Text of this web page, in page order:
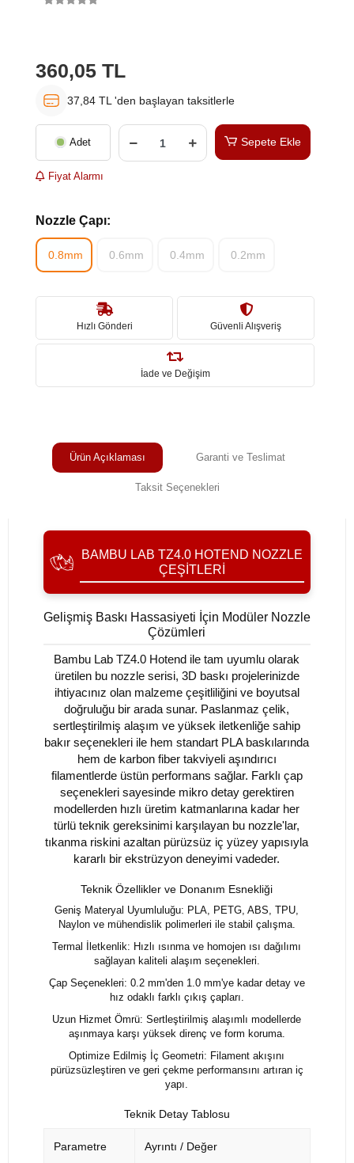
360,05 TL
37,84 TL 'den başlayan taksitlerle
Adet Sepete Ekle
Fiyat Alarmı
Nozzle Çapı:
0.8mm 0.6mm 0.4mm 0.2mm
Hızlı Gönderi Güvenli Alışveriş
İade ve Değişim
Ürün Açıklaması Garanti ve Teslimat
Taksit Seçenekleri
BAMBU LAB TZ4.0 HOTEND NOZZLE
ÇEŞITLERI
Gelişmiş Baskı Hassasiyeti İçin Modüler Nozzle
Çözümleri
Bambu Lab TZ4.0 Hotend ile tam uyumlu olarak
üretilen bu nozzle serisi, 3D baskı projelerinizde
ihtiyacınız olan malzeme çeşitliliğini ve boyutsal
doğruluğu bir arada sunar. Paslanmaz çelik,
sertleştirilmiş alaşım ve yüksek iletkenliğe sahip
bakır seçenekleri ile hem standart PLA baskılarında
hem de karbon fiber takviyeli aşındırıcı
filamentlerde üstün performans sağlar. Farklı çap
seçenekleri sayesinde mikro detay gerektiren
modellerden hızlı üretim katmanlarına kadar her
türlü teknik gereksinimi karşılayan bu nozzle'lar,
tıkanma riskini azaltan pürüzsüz iç yüzey yapısıyla
kararlı bir ekstrüzyon deneyimi vadeder.
Teknik Özellikler ve Donanım Esnekliği
Geniş Materyal Uyumluluğu: PLA, PETG, ABS, TPU,
Naylon ve mühendislik polimerleri ile stabil çalışma.
Termal İletkenlik: Hızlı ısınma ve homojen ısı dağılımı
sağlayan kaliteli alaşım seçenekleri.
Çap Seçenekleri: 0.2 mm'den 1.0 mm'ye kadar detay ve
hız odaklı farklı çıkış çapları.
Uzun Hizmet Ömrü: Sertleştirilmiş alaşımlı modellerde
aşınmaya karşı yüksek direnç ve form koruma.
Optimize Edilmiş İç Geometri: Filament akışını
pürüzsüzleştiren ve geri çekme performansını artıran iç
yapı.
Teknik Detay Tablosu
Parametre Ayrıntı / Değer